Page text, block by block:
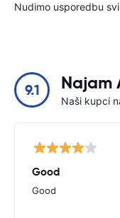
Nudimo usporedbu
9.1 Najam
Naši kupci
Good
Good